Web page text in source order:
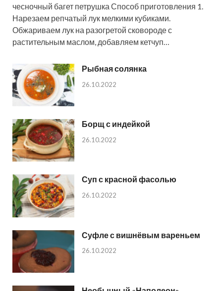
чесночный багет петрушка Способ приготовления 1.
Нарезаем репчатый лук мелкими кубиками.
Обжариваем лук на разогретой сковороде с
растительным маслом, добавляем кетчуп…
Рыбная солянка
26.10.2022
Борщ с индейкой
26.10.2022
Суп с красной фасолью
26.10.2022
Суфле с вишнёвым вареньем
26.10.2022